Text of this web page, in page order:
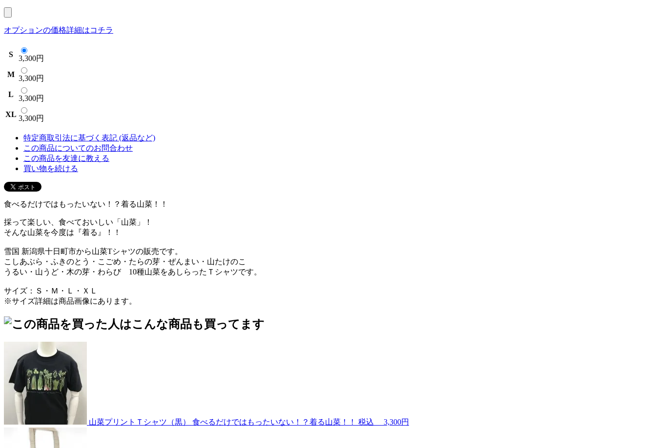
オプションの価格詳細はコチラ
S
3,300円
M 3,300円
L
3,300円
XL 3,300円
特定商取引法に基づく表記 (返品など)
この商品についてのお問合わせ
この商品を友達に教える
買い物を続ける
食べるだけではもったいない！？着る山菜！！
採って楽しい、食べておいしい「山菜」！
そんな山菜を今度は『着る』！！
雪国 新潟県十日町市から山菜Tシャツの販売です。
こしあぶら・ふきのとう・こごめ・たらの芽・ぜんまい・山たけのこ
うるい・山うど・木の芽・わらび 10種山菜をあしらったＴシャツです。
サイズ：Ｓ・Ｍ・Ｌ・ＸＬ
※サイズ詳細は商品画像にあります。
山菜プリントＴシャツ（黒） 食べるだけではもったいない！？着る山菜！！ 税込 3,300円